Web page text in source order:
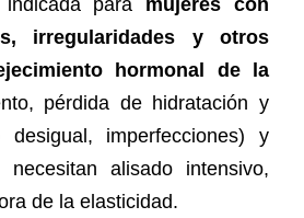
para mujeres con
irregularidades y otros
hormonal de la
pérdida de hidratación y
desigual, imperfecciones) y
alisado intensivo,
de la elasticidad.